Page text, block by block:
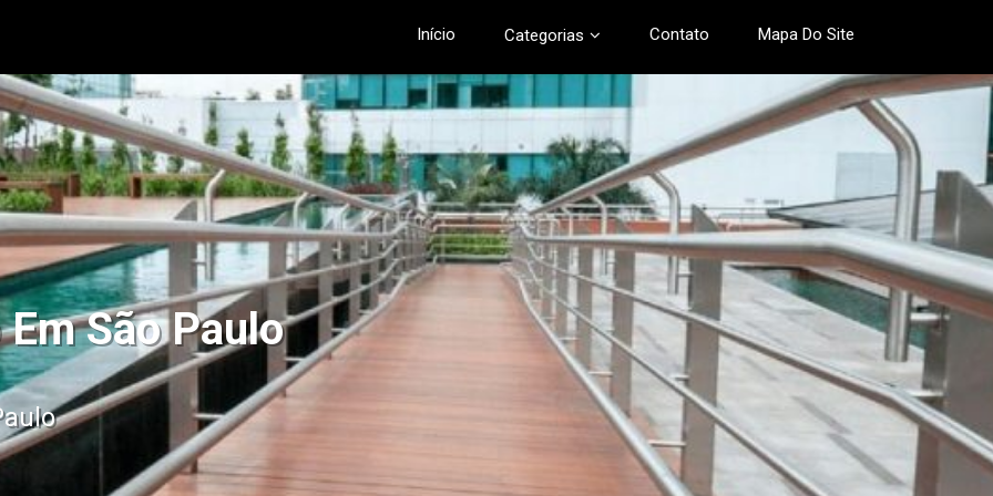
Início Categorias Contato Mapa Do Site
São Paulo